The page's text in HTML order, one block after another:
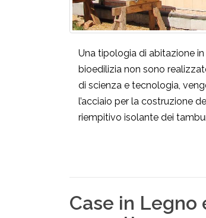
Una tipologia di abitazione
bioedilizia non sono
di scienza e tecnologia,
l’acciaio per la costruzione
riempitivo isolante dei
Case in